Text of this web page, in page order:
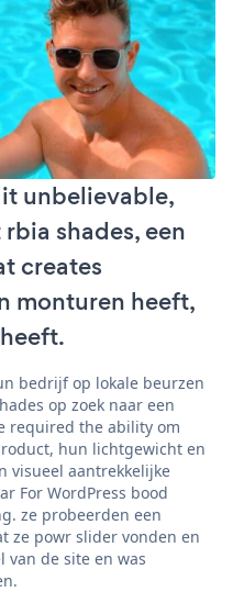
unbelievable,
shades, een
creates
monturen heeft,
bedrijf op lokale beurzen
op zoek naar een
required the ability om
hun lichtgewicht en
visueel aantrekkelijke
For WordPress bood
ze probeerden een
ze powr slider vonden en
van de site en was